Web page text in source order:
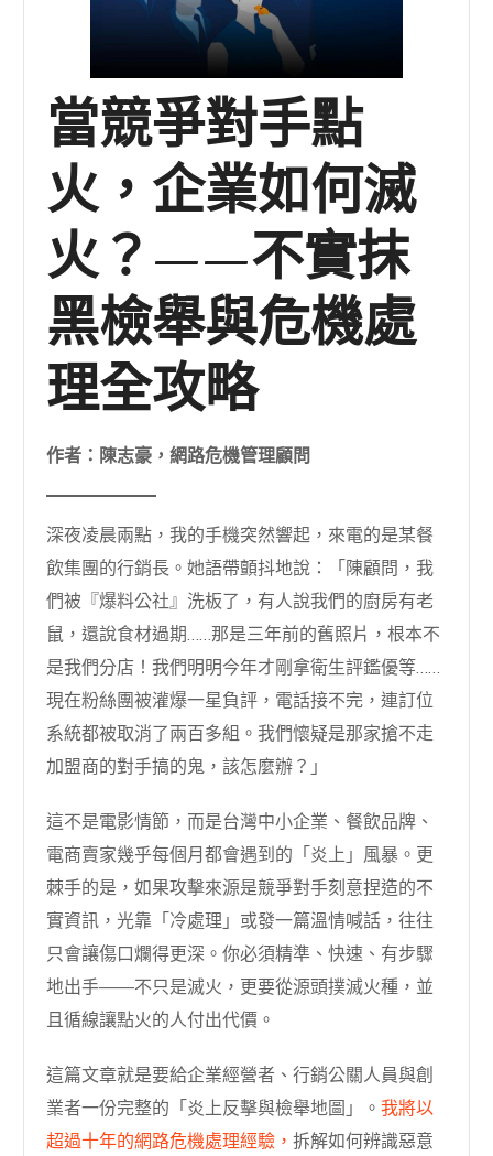
當競爭對手點
火，企業如何滅
火？——不實抹
黑檢舉與危機處
理全攻略
作者：陳志豪，網路危機管理顧問
深夜凌晨兩點，我的手機突然響起，來電的是某餐
飲集團的行銷長。她語帶顫抖地說：「陳顧問，我
們被『爆料公社』洗板了，有人說我們的廚房有老
鼠，還說食材過期……那是三年前的舊照片，根本不
是我們分店！我們明明今年才剛拿衛生評鑑優等……
現在粉絲團被灌爆一星負評，電話接不完，連訂位
系統都被取消了兩百多組。我們懷疑是那家搶不走
加盟商的對手搞的鬼，該怎麼辦？」
這不是電影情節，而是台灣中小企業、餐飲品牌、
電商賣家幾乎每個月都會遇到的「炎上」風暴。更
棘手的是，如果攻擊來源是競爭對手刻意捏造的不
實資訊，光靠「冷處理」或發一篇溫情喊話，往往
只會讓傷口爛得更深。你必須精準、快速、有步驟
地出手——不只是滅火，更要從源頭撲滅火種，並
且循線讓點火的人付出代價。
這篇文章就是要給企業經營者、行銷公關人員與創
業者一份完整的「炎上反擊與檢舉地圖」。我將以
超過十年的網路危機處理經驗，拆解如何辨識惡意